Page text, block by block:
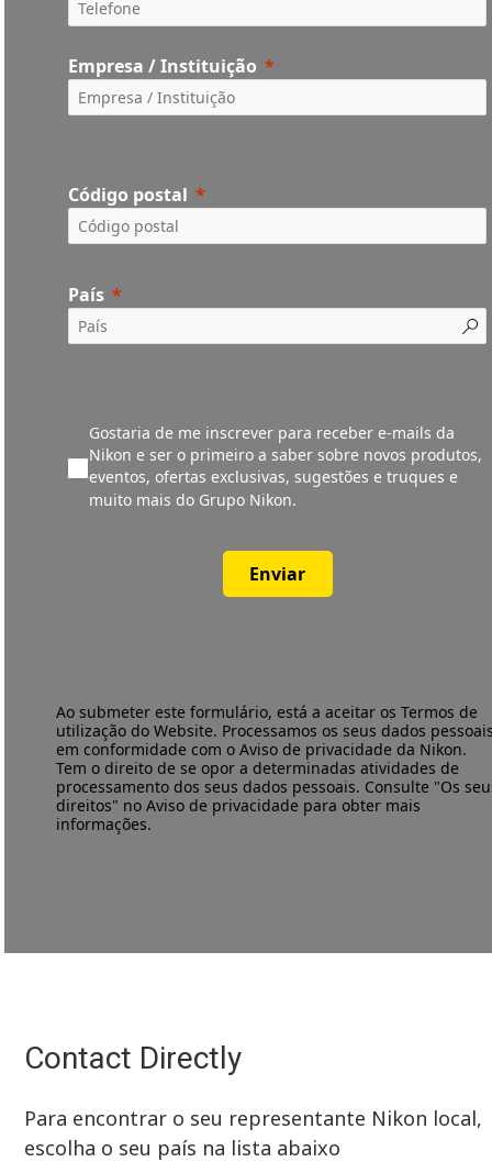
Empresa / Instituição
Código postal
País
Gostaria de me inscrever para receber e-mails da
Nikon e ser o primeiro a saber sobre novos produtos,
eventos, ofertas exclusivas, sugestões e truques e
muito mais do Grupo Nikon.
Enviar
Ao submeter este formulário, está a aceitar osTermos de
utilização do Website. Processamos os seus dados
em conformidade com oAviso de privacidade da Nikon.
Tem o direito de se opor a determinadas atividades de
processamento dos seus dados pessoais. Consulte "Os
direitos" no Aviso de privacidade para obter mais
informações.
Contact Directly
Para encontrar o seu representante Nikon local,
escolha o seu país na lista abaixo